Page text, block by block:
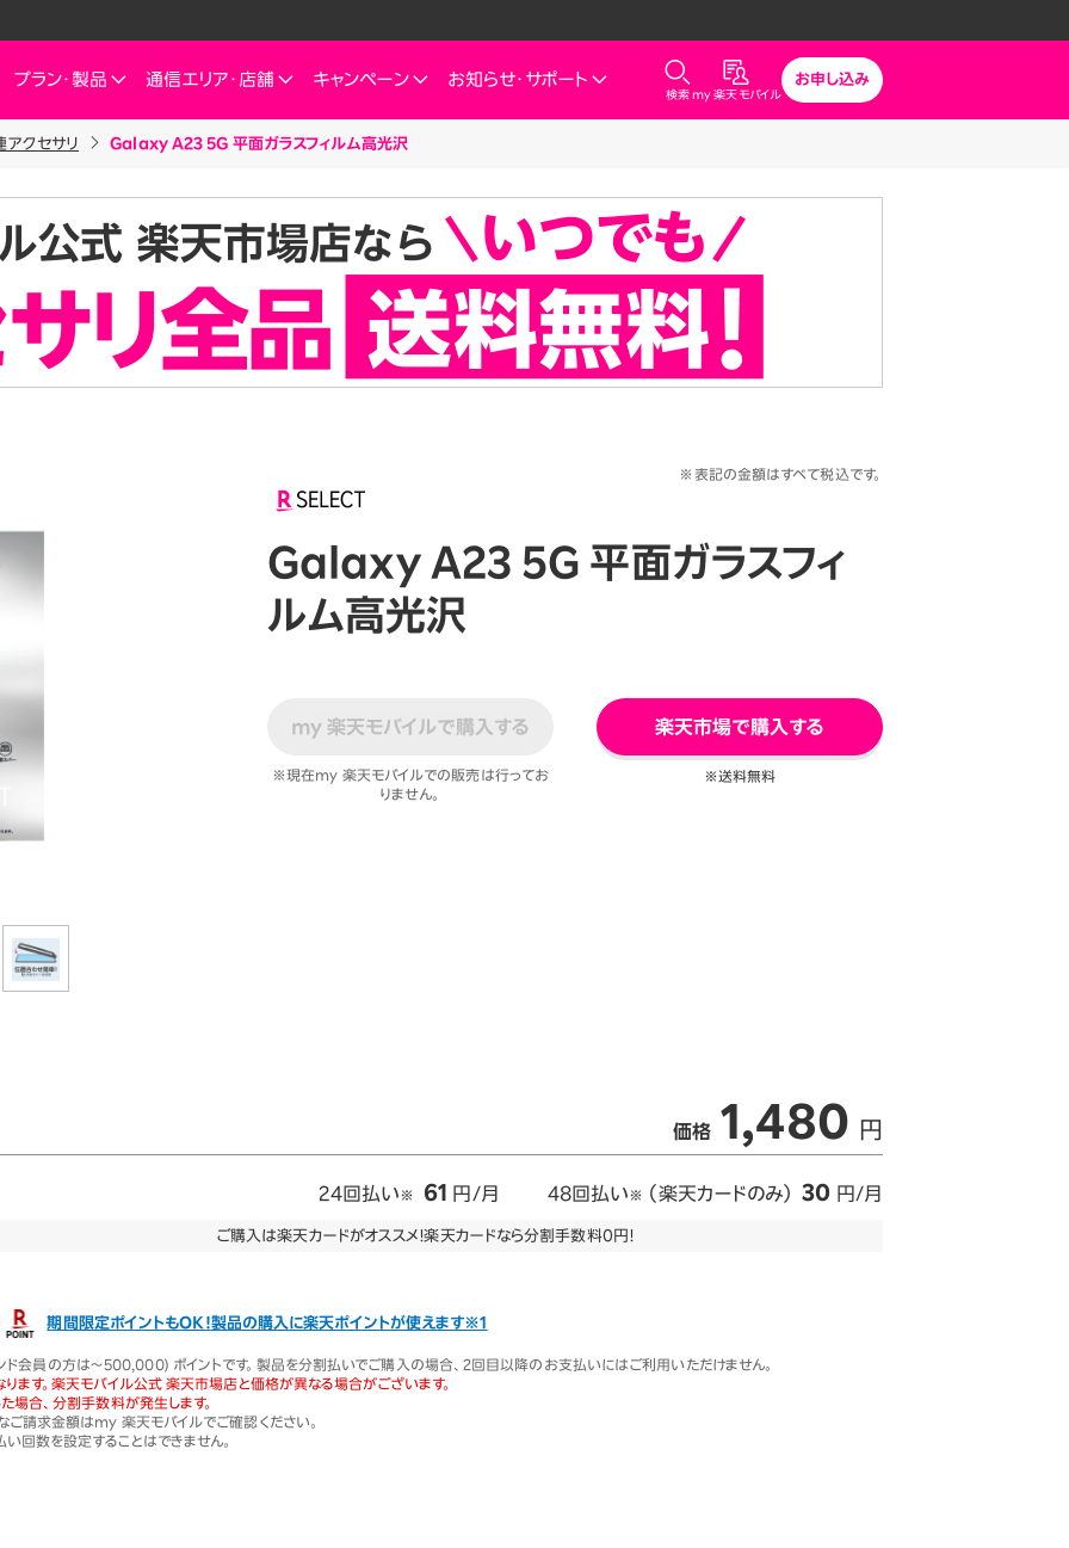
プラン・製品
ュレーション
ンサービス
SIM
eSIM
デュアルSIM
ご利用製品の対応確認
インターネット・電気
Rakuten Turbo
料金プラン
楽天ひかり
料金プラン
最強おうちプログラム
スマホ＋Rakuten Turbo
Rakuten Turbo 初めて申し込
みで毎月1,000ポイント還元
スマホ＋楽天ひかり
楽天ひかり初めて申し込みで毎
月1,000ポイント還元
通信エリア・ 店舗
エリア
スマートフォン
ご来店のお客様へ
ショップ（店舗）
キャンペーン
トフォン
申し込みキャンペーン
れからお申し込み・製品購入をする方
利用特典・キャンペーン
天モバイルをご利用中の方向けおトク情報
インターネット・電気
Rakuten Turbo
楽天ひかり
楽天でんき
お知らせ・ サポート
プランを
ご検討中の方へ
お申し込みガイド
なぜ今楽天モバイルなのか
お客様の声
スマホ活用術を学ぶ
楽天モバイル
Rakuten Turbo
楽天ひかり
楽天でんき
検索 my 楽天モバイル
お申し込み
アクセサリ Galaxy A23 5G 平面ガラスフィルム高光沢
※表記の金額はすべて税込です。
Galaxy A23 5G 平面ガラスフィ
ルム高光沢
my 楽天モバイルで購入する
※現在my 楽天モバイルでの販売は行ってお
りません。
楽天市場で購入する
※送料無料
価格 1,480 円
24回払い※ 61 円/月 48回払い※ （楽天カードのみ） 30 円/月
ご購入は楽天カードがオススメ！楽天カードなら分割手数料0円！
期間限定ポイントもOK！製品の購入に楽天ポイントが使えます※1
会員の方は～500,000) ポイントです。製品を分割払いでご購入の場合、2回目以降のお支払いにはご利用いただけません。
す。楽天モバイル公式 楽天市場店と価格が異なる場合がございます。
場合、分割手数料が発生します。
請求金額はmy 楽天モバイルでご確認ください。
回数を設定することはできません。